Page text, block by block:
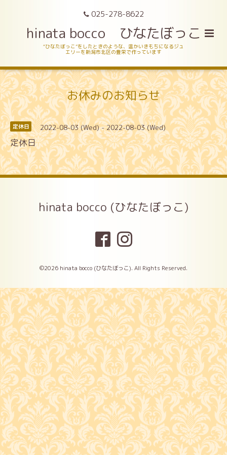
025-278-8622
hinata bocco ひなたぼっこ
“ひなたぼっこ”をしたときのような、温かいきもちになるジュ
エリーを新潟市北区の豊栄で作っています
お休みのお知らせ
定休日 2022-08-03 (Wed) - 2022-08-03 (Wed)
定休日
hinata bocco (ひなたぼっこ)
©2026 hinata bocco (ひなたぼっこ). All Rights Reserved.